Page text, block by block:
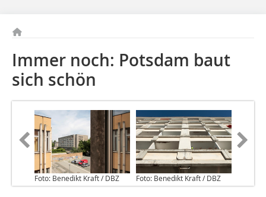
Immer noch: Potsdam baut
sich schön
Foto: Benedikt Kraft / DBZ Foto: Benedikt Kraft / DBZ